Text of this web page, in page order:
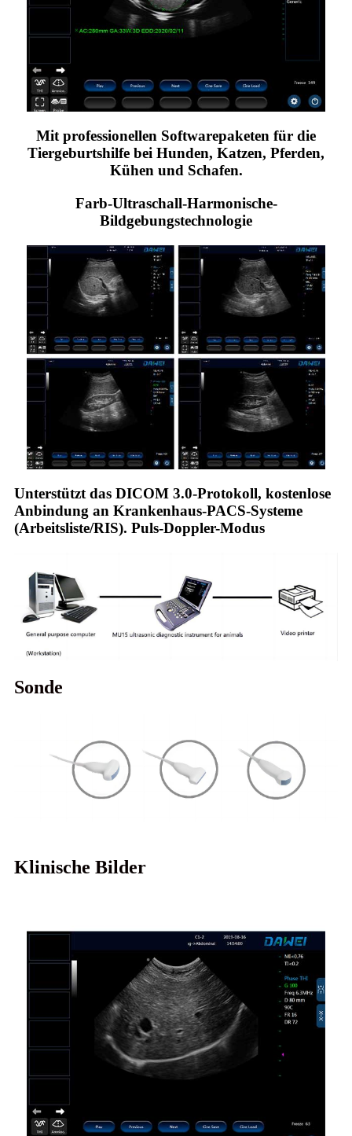
Mit professionellen Softwarepaketen für die
Tiergeburtshilfe bei Hunden, Katzen, Pferden,
Kühen und Schafen.
Farb-Ultraschall-Harmonische-
Bildgebungstechnologie
Unterstützt das DICOM 3.0-Protokoll, kostenlose
Anbindung an Krankenhaus-PACS-Systeme
(Arbeitsliste/RIS). Puls-Doppler-Modus
Sonde
Klinische Bilder